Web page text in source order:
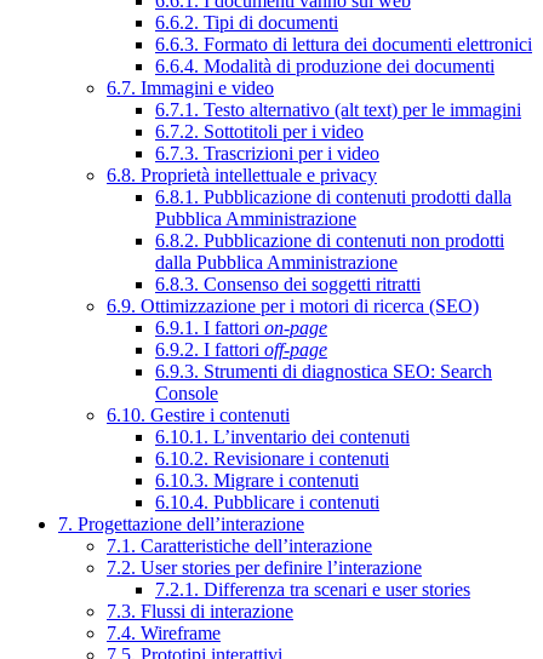
6.6.2. Tipi di documenti
6.6.3. Formato di lettura dei documenti elettronici
6.6.4. Modalità di produzione dei documenti
6.7. Immagini e video
6.7.1. Testo alternativo (alt text) per le immagini
6.7.2. Sottotitoli per i video
6.7.3. Trascrizioni per i video
6.8. Proprietà intellettuale e privacy
6.8.1. Pubblicazione di contenuti prodotti dalla
Pubblica Amministrazione
6.8.2. Pubblicazione di contenuti non prodotti
dalla Pubblica Amministrazione
6.8.3. Consenso dei soggetti ritratti
6.9. Ottimizzazione per i motori di ricerca (SEO)
6.9.1. I fattori on-page
6.9.2. I fattori off-page
6.9.3. Strumenti di diagnostica SEO: Search
Console
6.10. Gestire i contenuti
6.10.1. L’inventario dei contenuti
6.10.2. Revisionare i contenuti
6.10.3. Migrare i contenuti
6.10.4. Pubblicare i contenuti
7. Progettazione dell’interazione
7.1. Caratteristiche dell’interazione
7.2. User stories per definire l’interazione
7.2.1. Differenza tra scenari e user stories
7.3. Flussi di interazione
7.4. Wireframe
7.5. Prototipi interattivi